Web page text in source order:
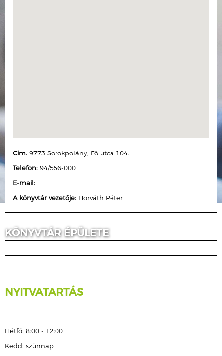
Cím: 9773 Sorokpolány, Fő utca 104.
Telefon: 94/556-000
E-mail:
A könyvtár vezetője: Horváth Péter
KÖNYVTÁR ÉPÜLETE
NYITVATARTÁS
Hétfő: 8:00 - 12:00
Kedd: szünnap